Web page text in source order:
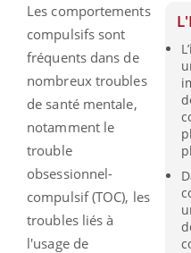
Les comportements
compulsifs sont
fréquents dans de
nombreux troubles
de santé mentale,
notamment le
trouble
obsessionnel-
compulsif (TOC), les
troubles liés à
l'usage de